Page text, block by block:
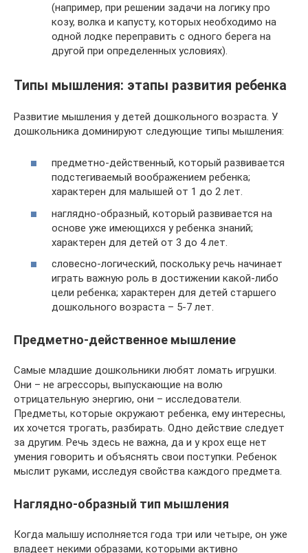
(например, при решении задачи на логику про
козу, волка и капусту, которых необходимо на
одной лодке переправить с одного берега на
другой при определенных условиях).
Типы мышления: этапы развития ребенка
Развитие мышления у детей дошкольного возраста. У
дошкольника доминируют следующие типы мышления:
предметно-действенный, который развивается
подстегиваемый воображением ребенка;
характерен для малышей от 1 до 2 лет.
наглядно-образный, который развивается на
основе уже имеющихся у ребенка знаний;
характерен для детей от 3 до 4 лет.
словесно-логический, поскольку речь начинает
играть важную роль в достижении какой-либо
цели ребенка; характерен для детей старшего
дошкольного возраста – 5-7 лет.
Предметно-действенное мышление
Самые младшие дошкольники любят ломать игрушки.
Они – не агрессоры, выпускающие на волю
отрицательную энергию, они – исследователи.
Предметы, которые окружают ребенка, ему интересны,
их хочется трогать, разбирать. Одно действие следует
за другим. Речь здесь не важна, да и у крох еще нет
умения говорить и объяснять свои поступки. Ребенок
мыслит руками, исследуя свойства каждого предмета.
Наглядно-образный тип мышления
Когда малышу исполняется года три или четыре, он уже
владеет некими образами, которыми активно